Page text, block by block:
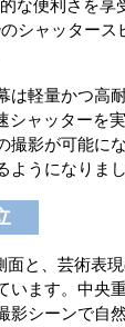
な便利さを享
シャッタース
は軽量かつ高
シャッターを
撮影が可能に
うになりまし
面と、芸術表
います。中央
影シーンで自